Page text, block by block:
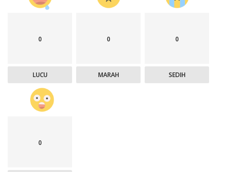
0
LUCU
0
MARAH
0
SEDIH
0